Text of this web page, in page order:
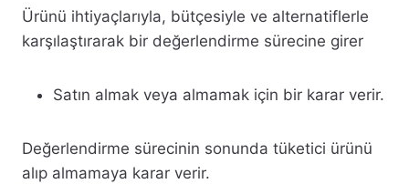
Ürünü ihtiyaçlarıyla, bütçesiyle ve alternatiflerle
karşılaştırarak bir değerlendirme sürecine girer
Satın almak veya almamak için bir karar verir.
Değerlendirme sürecinin sonunda tüketici ürünü
alıp almamaya karar verir.